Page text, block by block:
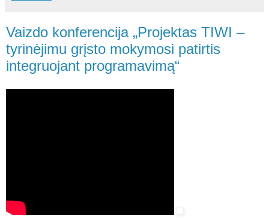
Vaizdo konferencija „Projektas TIWI –
tyrinėjimu grįsto mokymosi patirtis
integruojant programavimą“